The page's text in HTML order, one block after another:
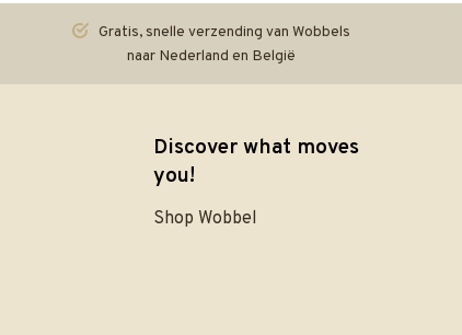
Gratis, snelle verzending van Wobbels
naar Nederland en België
Discover what moves
you!
Shop Wobbel